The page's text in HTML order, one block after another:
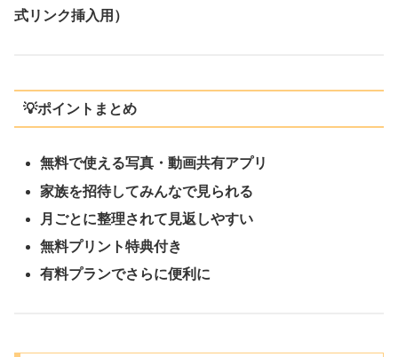
式リンク挿入用）
💡ポイントまとめ
無料で使える写真・動画共有アプリ
家族を招待してみんなで見られる
月ごとに整理されて見返しやすい
無料プリント特典付き
有料プランでさらに便利に